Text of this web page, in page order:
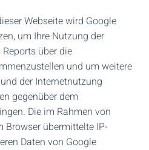
Webseite wird Google
um Ihre Nutzung der
über die
und um weitere
der Internetnutzung
gegenüber dem
Die im Rahmen von
Browser übermittelte IP-
Daten von Google